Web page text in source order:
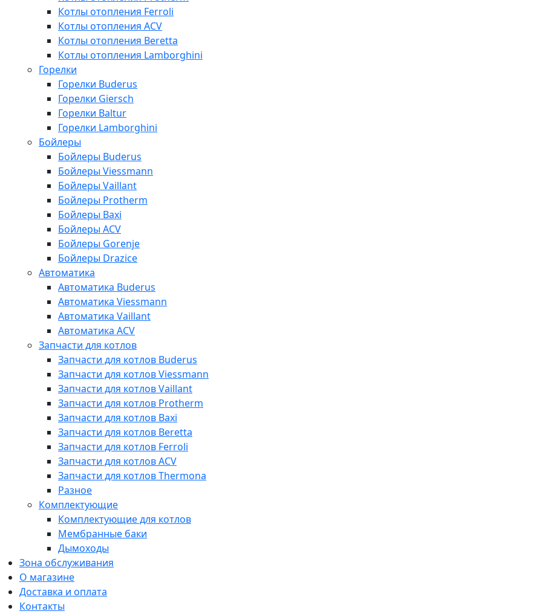
Котлы отопления Ferroli
Котлы отопления ACV
Котлы отопления Beretta
Котлы отопления Lamborghini
Горелки
Горелки Buderus
Горелки Giersch
Горелки Baltur
Горелки Lamborghini
Бойлеры
Бойлеры Buderus
Бойлеры Viessmann
Бойлеры Vaillant
Бойлеры Protherm
Бойлеры Baxi
Бойлеры ACV
Бойлеры Gorenje
Бойлеры Drazice
Автоматика
Автоматика Buderus
Автоматика Viessmann
Автоматика Vaillant
Автоматика ACV
Запчасти для котлов
Запчасти для котлов Buderus
Запчасти для котлов Viessmann
Запчасти для котлов Vaillant
Запчасти для котлов Protherm
Запчасти для котлов Baxi
Запчасти для котлов Beretta
Запчасти для котлов Ferroli
Запчасти для котлов ACV
Запчасти для котлов Thermona
Разное
Комплектующие
Комплектующие для котлов
Мембранные баки
Дымоходы
Зона обслуживания
О магазине
Доставка и оплата
Контакты